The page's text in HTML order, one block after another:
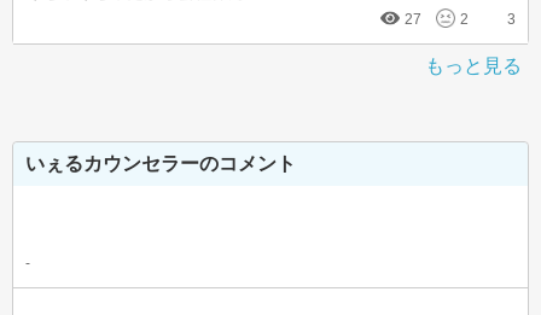
27 2 3
もっと見る
いぇるカウンセラーのコメント
-